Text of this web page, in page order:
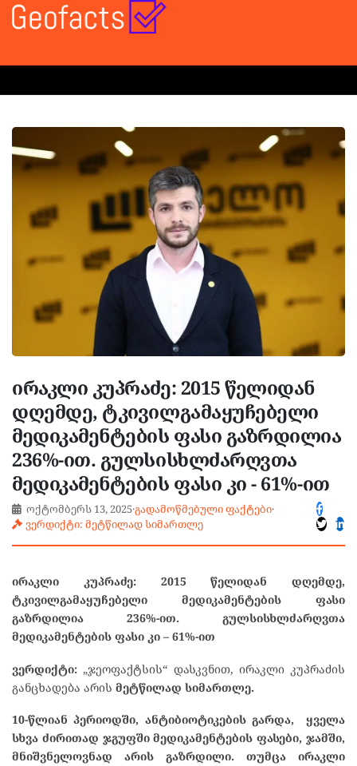
ირაკლი კუპრაძე: 2015 წელიდან
დღემდე, ტკივილგამაყუჩებელი
მედიკამენტების ფასი გაზრდილია
236%-ით. გულსისხლძარღვთა
მედიკამენტების ფასი კი - 61%-ით
ოქტომბერს 13, 2025·გადამოწმებული ფაქტები·
ვერდიქტი: მეტწილად სიმართლე
ირაკლი კუპრაძე: 2015 წელიდან დღემდე,
ტკივილგამაყუჩებელი მედიკამენტების ფასი
გაზრდილია 236%-ით. გულსისხლძარღვთა
მედიკამენტების ფასი კი – 61%-ით
ვერდიქტი: „ჯეოფაქტსის“ დასკვნით, ირაკლი კუპრაძის
განცხადება არის მეტწილად სიმართლე.
10-წლიან პერიოდში, ანტიბიოტიკების გარდა, ყველა
სხვა ძირითად ჯგუფში მედიკამენტების ფასები, ჯამში,
მნიშვნელოვნად არის გაზრდილი. თუმცა ირაკლი